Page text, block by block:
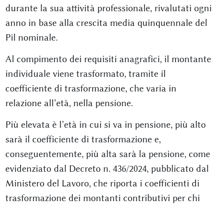
durante la sua attività professionale, rivalutati ogni
anno in base alla crescita media quinquennale del
Pil nominale.
Al compimento dei requisiti anagrafici, il montante
individuale viene trasformato, tramite il
coefficiente di trasformazione, che varia in
relazione all’età, nella pensione.
Più elevata è l’età in cui si va in pensione, più alto
sarà il coefficiente di trasformazione e,
conseguentemente, più alta sarà la pensione, come
evidenziato dal Decreto n. 436/2024, pubblicato dal
Ministero del Lavoro, che riporta i coefficienti di
trasformazione dei montanti contributivi per chi